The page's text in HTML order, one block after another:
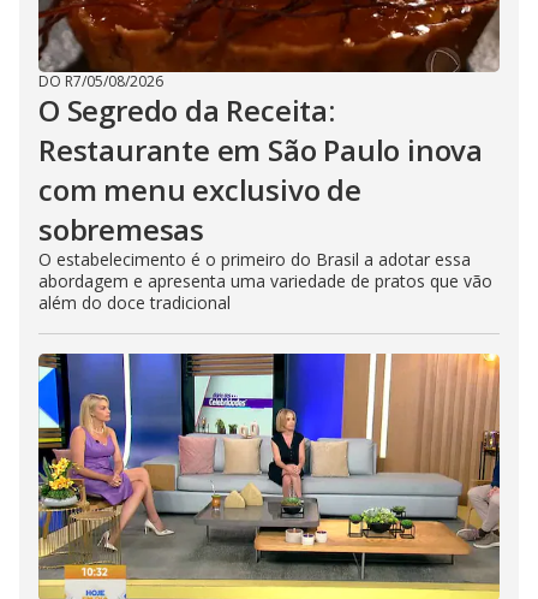
DO R7/05/08/2026
O Segredo da Receita:
Restaurante em São Paulo inova
com menu exclusivo de
sobremesas
O estabelecimento é o primeiro do Brasil a adotar essa
abordagem e apresenta uma variedade de pratos que vão
além do doce tradicional